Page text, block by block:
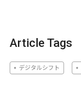
Article Tags
デジタルシフト